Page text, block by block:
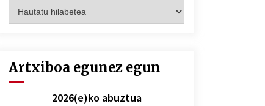
hilez
Artxiboa egunez egun
2026(e)ko abuztua